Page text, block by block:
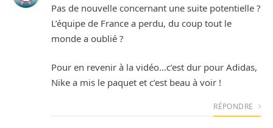
Pas de nouvelle concernant une suite potentielle ?
L’équipe de France a perdu, du coup tout le
monde a oublié ?
Pour en revenir à la vidéo…c’est dur pour Adidas,
Nike a mis le paquet et c’est beau à voir !
RÉPONDRE